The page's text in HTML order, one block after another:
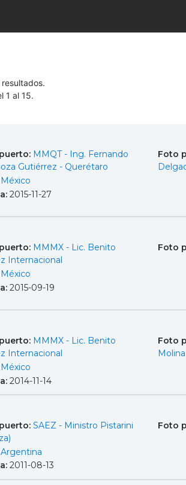
1 al 15.
MMQT - Ing. Fernando
Gutiérrez - Querétaro
México
2015-11-27
Foto
MMMX - Lic. Benito
Internacional
México
2015-09-19
Foto
MMMX - Lic. Benito
Internacional
México
2014-11-14
Foto
Molina
SAEZ - Ministro Pistarini
Argentina
2011-08-13
Foto